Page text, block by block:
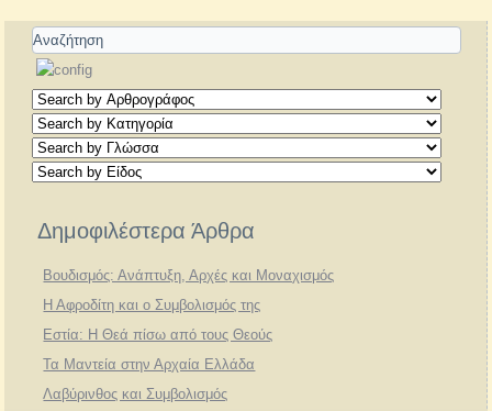
Δημοφιλέστερα Άρθρα
Βουδισμός: Ανάπτυξη, Αρχές και Μοναχισμός
Η Αφροδίτη και ο Συμβολισμός της
Εστία: Η Θεά πίσω από τους Θεούς
Τα Μαντεία στην Αρχαία Ελλάδα
Λαβύρινθος και Συμβολισμός